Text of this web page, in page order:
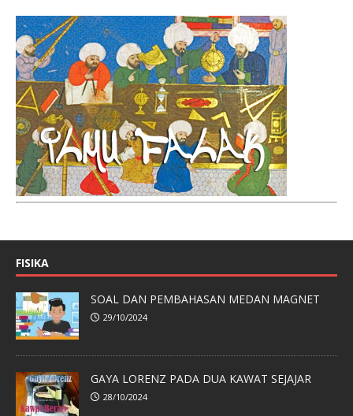
FISIKA
SOAL DAN PEMBAHASAN MEDAN MAGNET
29/10/2024
GAYA LORENZ PADA DUA KAWAT SEJAJAR
28/10/2024